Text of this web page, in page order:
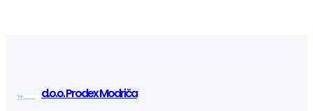
d.o.o. Prodex Modriča